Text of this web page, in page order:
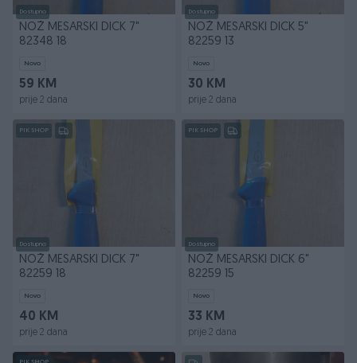
Dostupno
NOŽ MESARSKI DICK 7"
82348 18
Novo
59 KM
prije 2 dana
Dostupno
NOŽ MESARSKI DICK 5"
82259 13
Novo
30 KM
prije 2 dana
PIK SHOP
Dostupno
NOŽ MESARSKI DICK 7"
82259 18
Novo
40 KM
prije 2 dana
PIK SHOP
Dostupno
NOŽ MESARSKI DICK 6"
82259 15
Novo
33 KM
prije 2 dana